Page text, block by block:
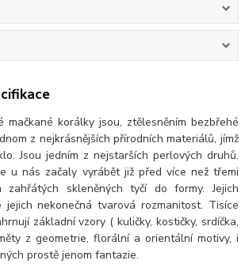
korálky jsou, ztělesněním bezbřehé
z nejkrásnějších přírodních materiálů, jímž
Jsou jedním z nejstarších perlových druhů.
u nás začaly vyrábět již před více než třemi
zahřátých skleněných tyčí do formy. Jejich
nekonečná tvarová rozmanitost. Tisíce
základní vzory ( kuličky, kostičky, srdíčka,
z geometrie, florální a orientální motivy, i
prostě jenom fantazie.